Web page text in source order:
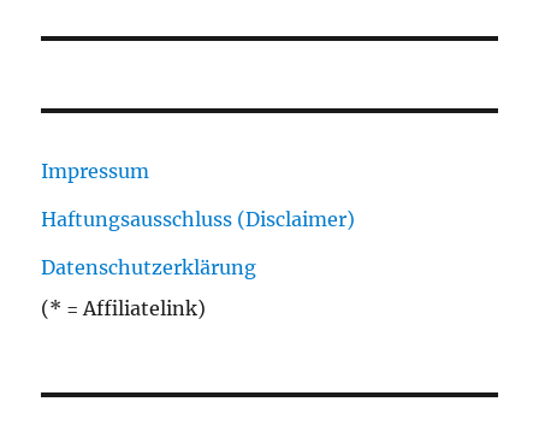
Impressum
Haftungsausschluss (Disclaimer)
Datenschutzerklärung
(* = Affiliatelink)